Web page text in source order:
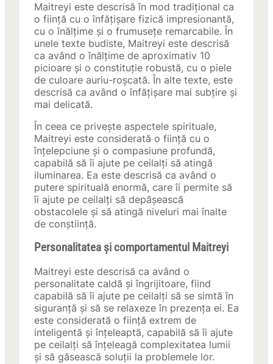
Maitreyi este descrisă în mod tradițional ca
o ființă cu o înfățișare fizică impresionantă,
cu o înălțime și o frumusețe remarcabile. În
unele texte budiste, Maitreyi este descrisă
ca având o înălțime de aproximativ 10
picioare și o constituție robustă, cu o piele
de culoare auriu-roșcată. În alte texte, este
descrisă ca având o înfățișare mai subțire și
mai delicată.
În ceea ce privește aspectele spirituale,
Maitreyi este considerată o ființă cu o
înțelepciune și o compasiune profundă,
capabilă să îi ajute pe ceilalți să atingă
iluminarea. Ea este descrisă ca având o
putere spirituală enormă, care îi permite să
îi ajute pe ceilalți să depășească
obstacolele și să atingă niveluri mai înalte
de conștiință.
Personalitatea și comportamentul Maitreyi
Maitreyi este descrisă ca având o
personalitate caldă și îngrijitoare, fiind
capabilă să îi ajute pe ceilalți să se simtă în
siguranță și să se relaxeze în prezența ei. Ea
este considerată o ființă extrem de
inteligentă și înțeleaptă, capabilă să îi ajute
pe ceilalți să înțeleagă complexitatea lumii
și să găsească soluții la problemele lor.